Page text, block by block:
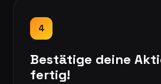
4
Bestätige deine
fertig!